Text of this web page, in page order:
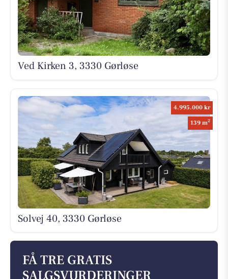
Ved Kirken 3, 3330 Gørløse
4.995.000 kr
139 m2
Solvej 40, 3330 Gørløse
FÅ TRE GRATIS